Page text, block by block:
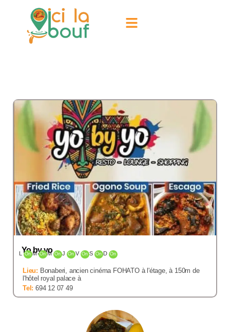
Yo by yo
L On M On M On J On V On S On D On
Lieu: Bonaberi, ancien cinéma FOHATO à l'étage, à 150m de
l'hôtel royal palace à
Tel: 694 12 07 49